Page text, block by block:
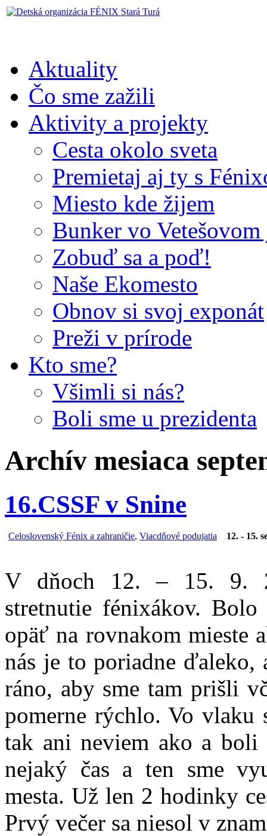
Aktuality
Čo sme zažili
Aktivity a projekty
Cesta okolo sveta
Premietaj aj ty s
Miesto kde žijem
Bunker vo
Zobuď sa a poď!
Naše Ekomesto
Obnov si svoj exponát
Preži v prírode
Kto sme?
Všimli si nás?
Boli sme u prezidenta
Archív mesiaca
16.CSSF v Snine
Celoslovenský Fénix a zahraničie, Viacdňové podujatia 12. - 15.
V dňoch 12. – 15. 9.
stretnutie fénixákov.
opäť na rovnakom mieste
nás je to poriadne
ráno, aby sme tam prišli
pomerne rýchlo. Vo vlaku
tak ani neviem ako a boli
nejaký čas a ten sme
mesta. Už len 2 hodinky
Prvý večer sa niesol v